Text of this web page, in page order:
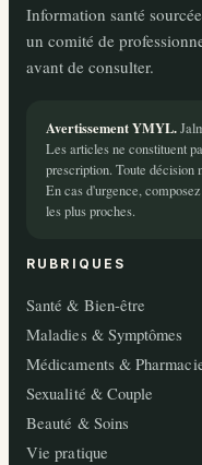
Information santé
un comité de
avant de consulter.
Avertissement YMYL.
Les articles ne constituent
prescription. Toute décision
En cas d'urgence,
les plus proches.
RUBRIQUES
Santé & Bien-être
Maladies & Symptômes
Médicaments &
Sexualité & Couple
Beauté & Soins
Vie pratique